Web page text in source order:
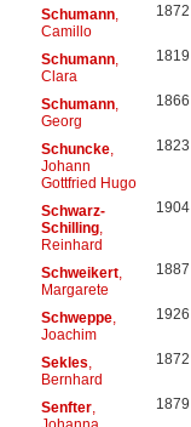
Schumann,
Camillo
1872
Schumann,
Clara
1819
Schumann,
Georg
1866
Schuncke,
Johann
Gottfried Hugo
1823
Schwarz-
Schilling,
Reinhard
1904
Schweikert,
Margarete
1887
Schweppe,
Joachim
1926
Sekles
Bernhard
1872
Senfter,
1879